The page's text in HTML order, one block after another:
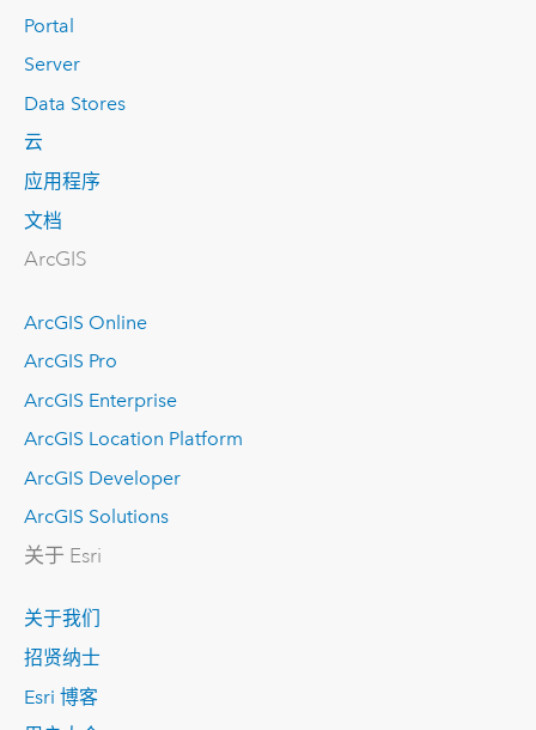
Portal
Server
Data Stores
云
应用程序
文档
ArcGIS
ArcGIS Online
ArcGIS Pro
ArcGIS Enterprise
ArcGIS Location Platform
ArcGIS Developer
ArcGIS Solutions
关于 Esri
关于我们
招贤纳士
Esri 博客